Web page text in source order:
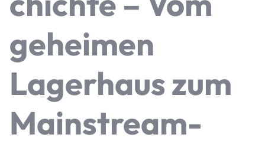
geheimen
Lagerhaus zum
Mainstream-